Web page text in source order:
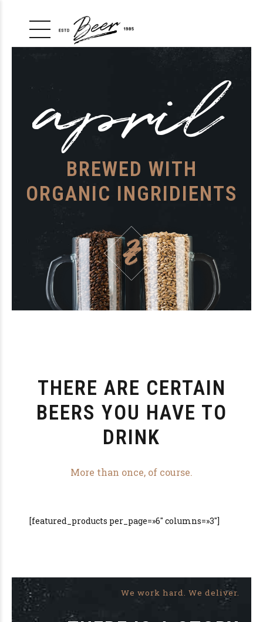
BREWED WITH
ORGANIC INGRIDIENTS
THERE ARE CERTAIN
BEERS YOU HAVE TO
DRINK
More than once, of course.
[featured_products per_page=»6″ columns=»3″]
We work hard. We deliver.